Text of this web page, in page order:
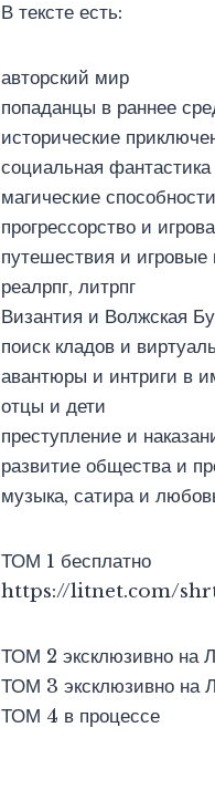
В тексте есть:
авторский мир
попаданцы в раннее
исторические
социальная фантастика
магические способности
прогрессорство и
путешествия и игровые
реалрпг, литрпг
Византия и Волжская
поиск кладов и
авантюры и интриги в
отцы и дети
преступление и
развитие общества и
музыка, сатира и
ТОМ 1 бесплатно
https://litnet.com/
ТОМ 2 эксклюзивно на
ТОМ 3 эксклюзивно на
ТОМ 4 в процессе